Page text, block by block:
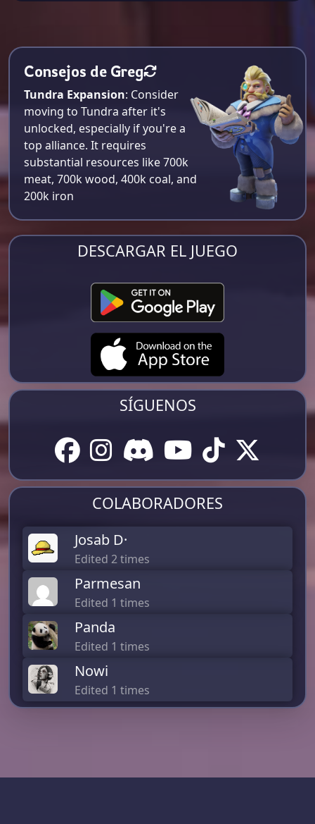
Consejos de Greg
Tundra Expansion: Consider
moving to Tundra after it's
unlocked, especially if you're a
top alliance. It requires
substantial resources like 700k
meat, 700k wood, 400k coal, and
200k iron​
DESCARGAR EL JUEGO
SÍGUENOS
COLABORADORES
Josab D·
Edited 2 times
Parmesan
Edited 1 times
Panda
Edited 1 times
Nowi
Edited 1 times